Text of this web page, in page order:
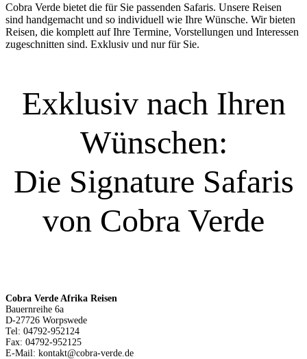
Cobra Verde bietet die für Sie passenden Safaris. Unsere Reisen
sind handgemacht und so individuell wie Ihre Wünsche. Wir bieten
Reisen, die komplett auf Ihre Termine, Vorstellungen und Interessen
zugeschnitten sind. Exklusiv und nur für Sie.
Exklusiv nach Ihren
Wünschen:
Die Signature Safaris
von Cobra Verde
Cobra Verde Afrika Reisen
Bauernreihe 6a
D-27726 Worpswede
Tel: 04792-952124
Fax: 04792-952125
E-Mail: kontakt@cobra-verde.de